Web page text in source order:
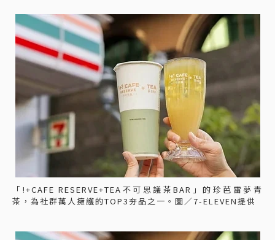
「!+CAFE RESERVE+TEA不可思議茶BAR」的珍芭雷夢青
茶，為社群萬人擁護的TOP3夯品之一。圖／7-ELEVEN提供